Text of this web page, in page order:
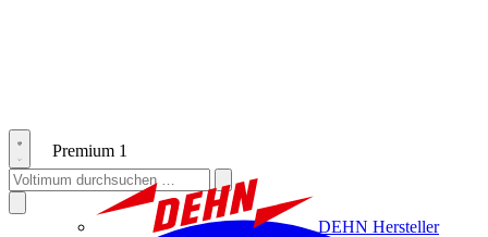
Premium 1
DEHN Hersteller